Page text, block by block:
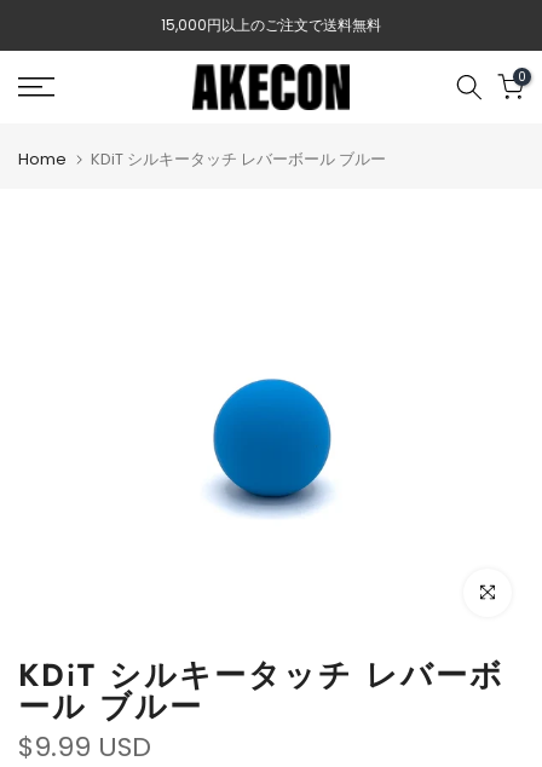
15,000円以上のご注文で送料無料
0
Home KDiT シルキータッチ レバーボール ブルー
Click to
KDiT シルキータッチ レバーボ
ール ブルー
$9.99 USD